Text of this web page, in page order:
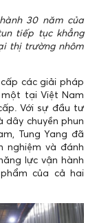
30 năm của
tiếp tục khẳng
thị trường nhôm
các giải pháp
tại Việt Nam
Với sự đầu tư
chuyền phun
Tung Yang đã
nghiệm và đánh
lực vận hành
của cả hai